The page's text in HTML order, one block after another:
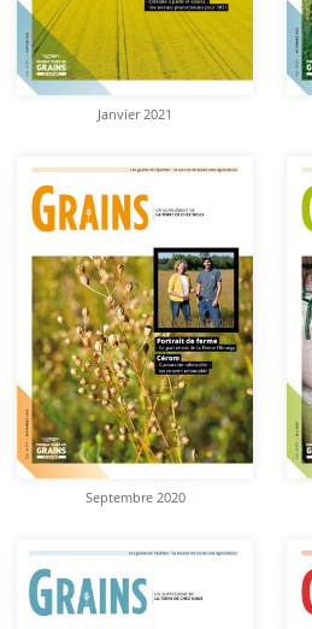
Janvier 2021
Septembre 2020